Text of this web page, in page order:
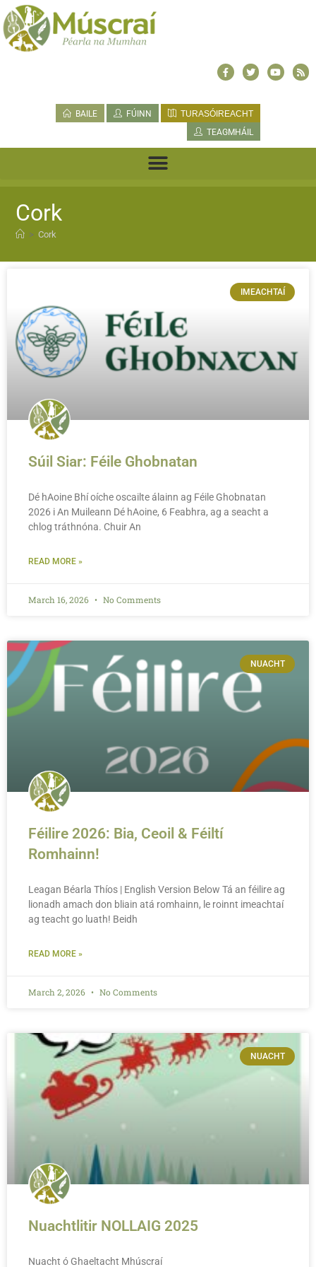
BAILE FÚINN
TURASÓIREACHT
TEAGMHÁIL
Cork
> Cork
IMEACHTAÍ
Súil Siar: Féile Ghobnatan
Dé hAoine Bhí oíche oscailte álainn ag Féile Ghobnatan
2026 i An Muileann Dé hAoine, 6 Feabhra, ag a seacht a
chlog tráthnóna. Chuir An
READ MORE »
March 16, 2026 No Comments
NUACHT
Féilire 2026: Bia, Ceoil & Féiltí
Romhainn!
Leagan Béarla Thíos | English Version Below Tá an féilire ag
lionadh amach don bliain atá romhainn, le roinnt imeachtaí
ag teacht go luath! Beidh
READ MORE »
March 2, 2026 No Comments
NUACHT
Nuachtlitir NOLLAIG 2025
Nuacht ó Ghaeltacht Mhúscraí